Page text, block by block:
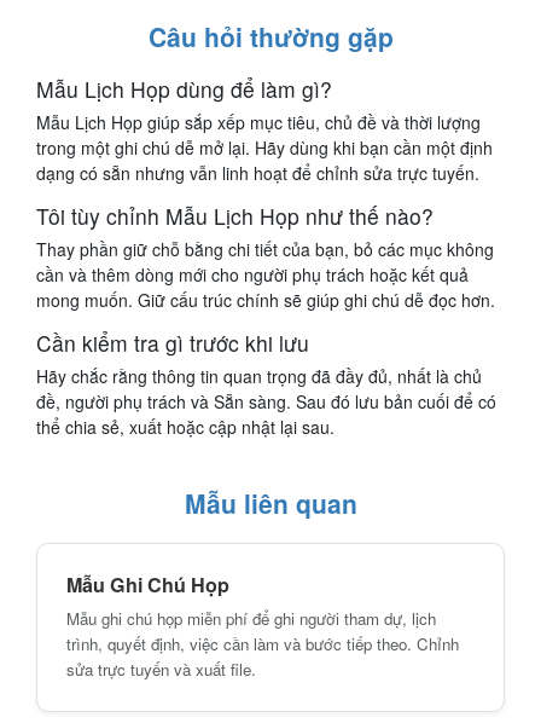
Câu hỏi thường gặp
Mẫu Lịch Họp dùng để làm gì?
Mẫu Lịch Họp giúp sắp xếp mục tiêu, chủ đề và thời lượng
trong một ghi chú dễ mở lại. Hãy dùng khi bạn cần một định
dạng có sẵn nhưng vẫn linh hoạt để chỉnh sửa trực tuyến.
Tôi tùy chỉnh Mẫu Lịch Họp như thế nào?
Thay phần giữ chỗ bằng chi tiết của bạn, bỏ các mục không
cần và thêm dòng mới cho người phụ trách hoặc kết quả
mong muốn. Giữ cấu trúc chính sẽ giúp ghi chú dễ đọc hơn.
Cần kiểm tra gì trước khi lưu
Hãy chắc rằng thông tin quan trọng đã đầy đủ, nhất là chủ
đề, người phụ trách và Sẵn sàng. Sau đó lưu bản cuối để có
thể chia sẻ, xuất hoặc cập nhật lại sau.
Mẫu liên quan
Mẫu Ghi Chú Họp
Mẫu ghi chú họp miễn phí để ghi người tham dự, lịch
trình, quyết định, việc cần làm và bước tiếp theo. Chỉnh
sửa trực tuyến và xuất file.